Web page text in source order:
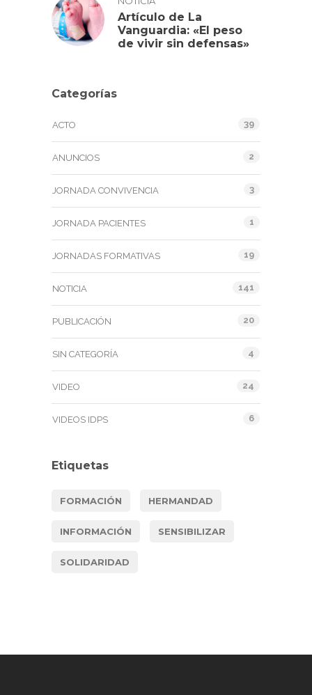
Artículo de La
Vanguardia: «El peso
de vivir sin defensas»
Categorías
ACTO 39
ANUNCIOS 2
JORNADA CONVIVENCIA 3
JORNADA PACIENTES 1
JORNADAS FORMATIVAS 19
NOTICIA 141
PUBLICACIÓN 20
SIN CATEGORÍA 4
VIDEO 24
VIDEOS IDPS 6
Etiquetas
FORMACIÓN HERMANDAD
INFORMACIÓN SENSIBILIZAR
SOLIDARIDAD